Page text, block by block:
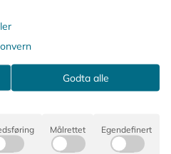
Godta alle
Målrettet Egendefinert